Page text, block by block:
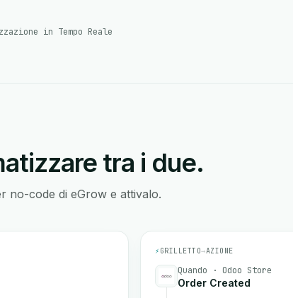
in Tempo Reale
tra i due.
no-code di eGrow e attivalo.
⚡ GRILLETTO→AZIONE
Quando · Odoo Store
Order Created